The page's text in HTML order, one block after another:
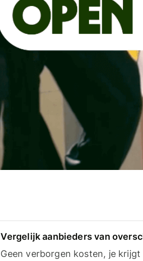
Vergelijk aanbieders van
Geen verborgen kosten, je